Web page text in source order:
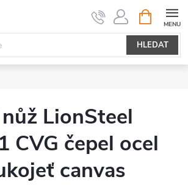
HLEDAT
NÁKUPNÍ
KOŠÍK
LionSteel
CVG čepel ocel
canvas